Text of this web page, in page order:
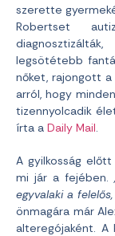
szerette
Robertset
legsötétebb
nőket, rajongott
arról, hogy
tizennyolcadik
írta a Daily Mail
A gyilkosság
mi jár a fejében.
egyvalaki a
önmagára már
alteregójaként. A